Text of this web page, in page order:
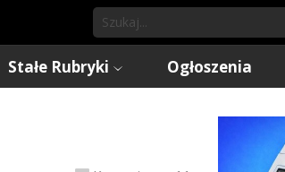
Stałe Rubryki Ogłoszenia